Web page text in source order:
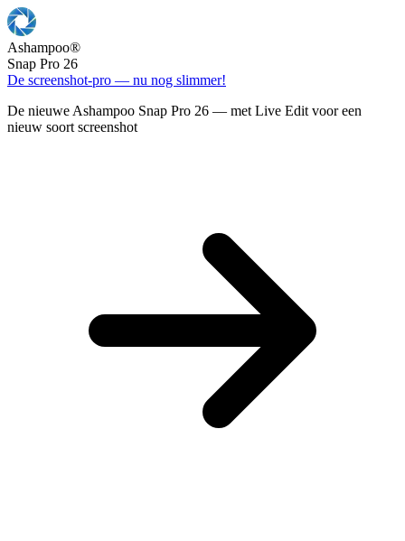
Ashampoo®
Snap Pro 26
De screenshot-pro — nu nog slimmer!
De nieuwe Ashampoo Snap Pro 26 — met Live Edit voor een
nieuw soort screenshot